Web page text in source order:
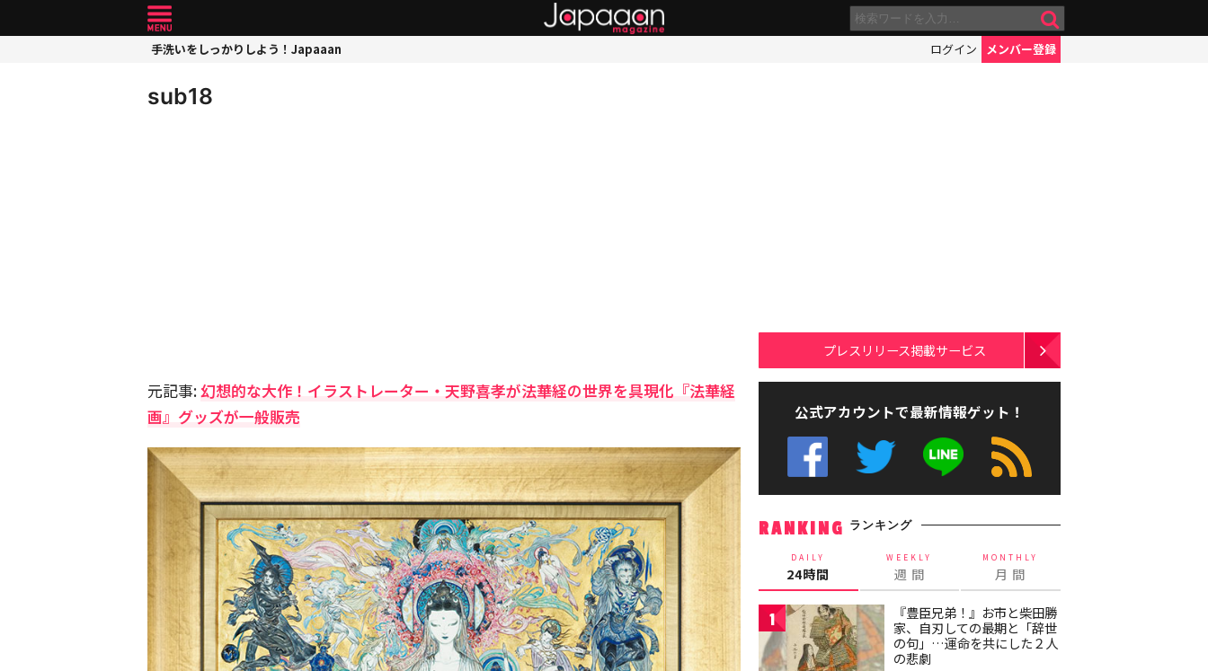
手洗いをしっかりしよう！Japaaan ログイン メンバー登録
sub18
元記事:幻想的な大作！イラストレーター・天野喜孝が法華経の世界を具現化『法華経
画』グッズが一般販売
プレスリリース掲載サービス
公式アカウントで最新情報ゲット！
RANKING ランキング
DAILY
24時間
WEEKLY
週 間
MONTHLY
月 間
1
『豊臣兄弟！』お市と柴田勝
家、自刃しての最期と「辞世
の句」…運命を共にした２人
の悲劇